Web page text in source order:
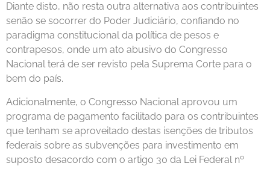
Diante disto, não resta outra alternativa aos contribuintes
senão se socorrer do Poder Judiciário, confiando no
paradigma constitucional da política de pesos e
contrapesos, onde um ato abusivo do Congresso
Nacional terá de ser revisto pela Suprema Corte para o
bem do país.
Adicionalmente, o Congresso Nacional aprovou um
programa de pagamento facilitado para os contribuintes
que tenham se aproveitado destas isenções de tributos
federais sobre as subvenções para investimento em
suposto desacordo com o artigo 30 da Lei Federal nº